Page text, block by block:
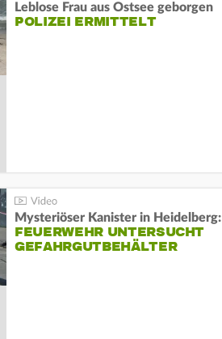
Leblose Frau aus Ostsee geborgen
POLIZEI ERMITTELT
Mysteriöser Kanister in Heidelberg:
FEUERWEHR UNTERSUCHT
GEFAHRGUTBEHÄLTER